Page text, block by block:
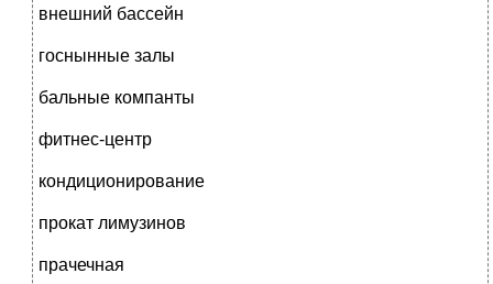
внешний бассейн
госнынные залы
бальные компанты
фитнес-центр
кондиционирование
прокат лимузинов
прачечная